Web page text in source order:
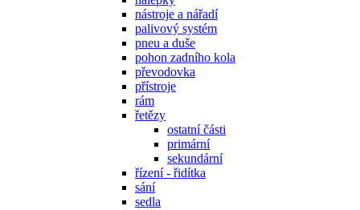
nástroje a nářadí
palivový systém
pneu a duše
pohon zadního kola
převodovka
přístroje
rám
řetězy
ostatní části
primární
sekundární
řízení - řidítka
sání
sedla